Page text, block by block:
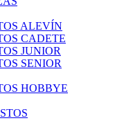
ALEVÍN
CADETE
JUNIOR
SENIOR
HOBBYE